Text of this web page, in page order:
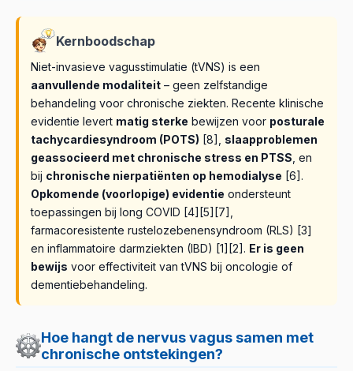
Kernboodschap
Niet-invasieve vagusstimulatie (tVNS) is een
aanvullende modaliteit – geen zelfstandige
behandeling voor chronische ziekten. Recente klinische
evidentie levert matig sterke bewijzen voor posturale
tachycardiesyndroom (POTS) [8], slaapproblemen
geassocieerd met chronische stress en PTSS, en
bij chronische nierpatiënten op hemodialyse [6].
Opkomende (voorlopige) evidentie ondersteunt
toepassingen bij long COVID [4][5][7],
farmacoresistente rustelozebenensyndroom (RLS) [3]
en inflammatoire darmziekten (IBD) [1][2]. Er is geen
bewijs voor effectiviteit van tVNS bij oncologie of
dementiebehandeling.
Hoe hangt de nervus vagus samen met
chronische ontstekingen?